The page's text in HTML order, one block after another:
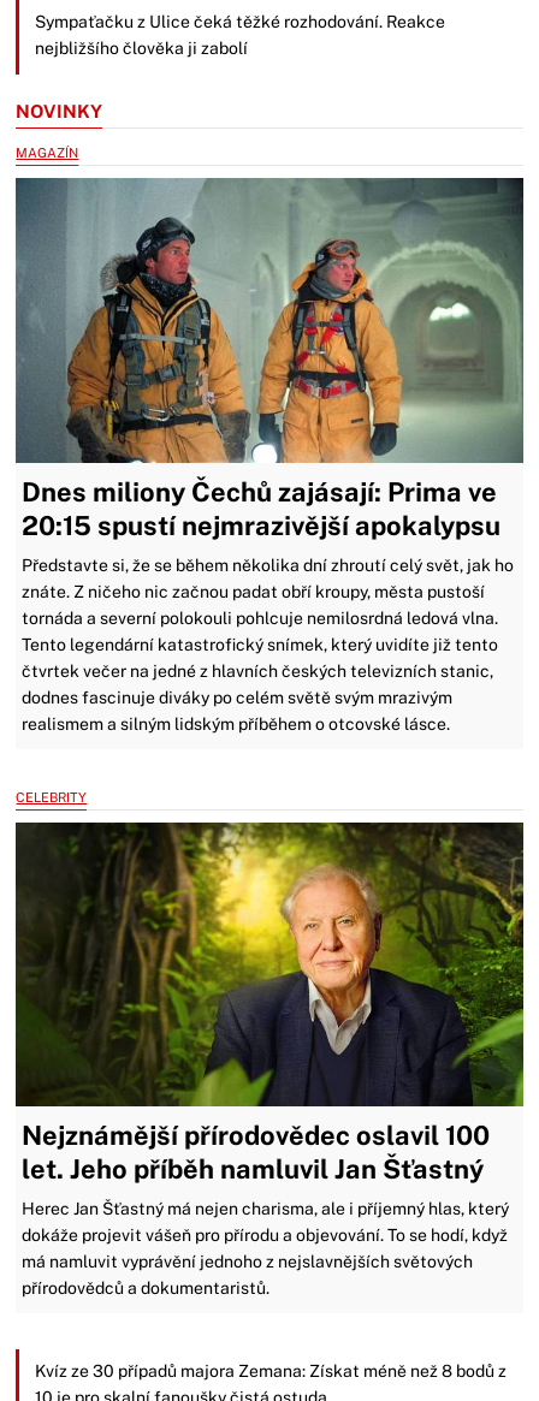
Sympaťačku z Ulice čeká těžké rozhodování. Reakce
nejbližšího člověka ji zabolí
NOVINKY
MAGAZÍN
Dnes miliony Čechů zajásají: Prima ve
20:15 spustí nejmrazivější apokalypsu
Představte si, že se během několika dní zhroutí celý svět, jak ho
znáte. Z ničeho nic začnou padat obří kroupy, města pustoší
tornáda a severní polokouli pohlcuje nemilosrdná ledová vlna.
Tento legendární katastrofický snímek, který uvidíte již tento
čtvrtek večer na jedné z hlavních českých televizních stanic,
dodnes fascinuje diváky po celém světě svým mrazivým
realismem a silným lidským příběhem o otcovské lásce.
CELEBRITY
Nejznámější přírodovědec oslavil 100
let. Jeho příběh namluvil Jan Šťastný
Herec Jan Šťastný má nejen charisma, ale i příjemný hlas, který
dokáže projevit vášeň pro přírodu a objevování. To se hodí, když
má namluvit vyprávění jednoho z nejslavnějších světových
přírodovědců a dokumentaristů.
Kvíz ze 30 případů majora Zemana: Získat méně než 8 bodů z